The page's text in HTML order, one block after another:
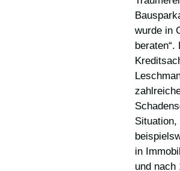
wurde in
beraten“.
in
und nach